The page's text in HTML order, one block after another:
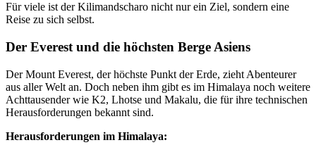
Für viele ist der Kilimandscharo nicht nur ein Ziel, sondern eine
Reise zu sich selbst.
Der Everest und die höchsten Berge Asiens
Der Mount Everest, der höchste Punkt der Erde, zieht Abenteurer
aus aller Welt an. Doch neben ihm gibt es im Himalaya noch weitere
Achttausender wie K2, Lhotse und Makalu, die für ihre technischen
Herausforderungen bekannt sind.
Herausforderungen im Himalaya: